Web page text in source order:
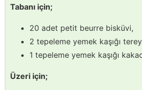
Tabanı için;
20 adet petit beurre bisküvi,
2 tepeleme yemek kaşığı
1 tepeleme yemek kaşığı
Üzeri için;